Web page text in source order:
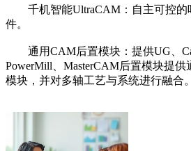
千机智能UltraCAM：自主可控的
件。
通用CAM后置模块：提供UG、
PowerMill、MasterCAM后置模块提
模块，并对多轴工艺与系统进行融合。